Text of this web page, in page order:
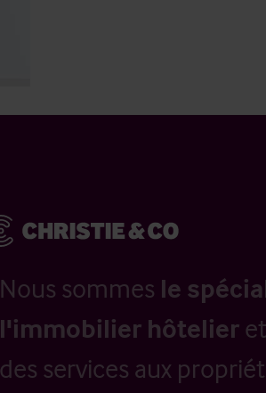
Nous sommes le
l'immobilier hôtelier
des services aux